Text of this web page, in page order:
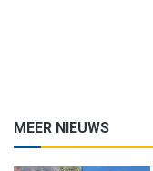
MEER NIEUWS